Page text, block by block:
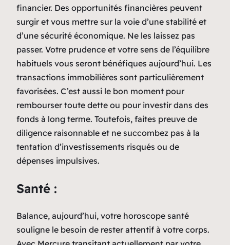
financier. Des opportunités financières peuvent
surgir et vous mettre sur la voie d’une stabilité et
d’une sécurité économique. Ne les laissez pas
passer. Votre prudence et votre sens de l’équilibre
habituels vous seront bénéfiques aujourd’hui. Les
transactions immobilières sont particulièrement
favorisées. C’est aussi le bon moment pour
rembourser toute dette ou pour investir dans des
fonds à long terme. Toutefois, faites preuve de
diligence raisonnable et ne succombez pas à la
tentation d’investissements risqués ou de
dépenses impulsives.
Santé :
Balance, aujourd’hui, votre horoscope santé
souligne le besoin de rester attentif à votre corps.